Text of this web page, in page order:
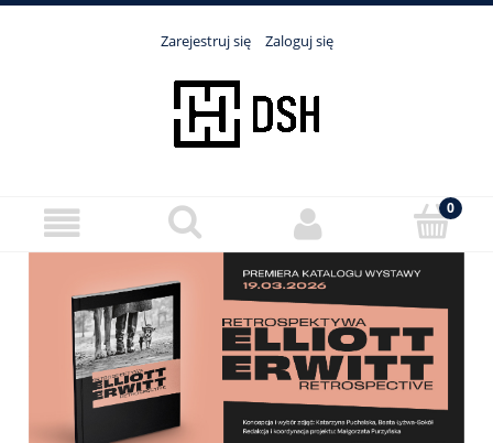
Zarejestruj się Zaloguj się